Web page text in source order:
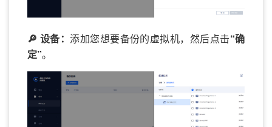
🔎 设备：添加您想要备份的虚拟机，然后点击“确
定”。